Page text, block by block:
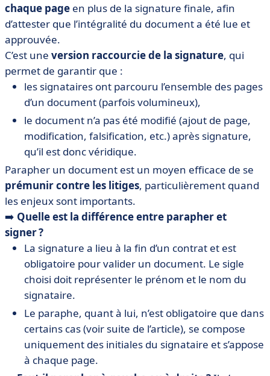
chaque page en plus de la signature finale, afin
d’attester que l’intégralité du document a été lue et
approuvée.
C’est une version raccourcie de la signature, qui
permet de garantir que :
les signataires ont parcouru l’ensemble des pages
d’un document (parfois volumineux),
le document n’a pas été modifié (ajout de page,
modification, falsification, etc.) après signature,
qu’il est donc véridique.
Parapher un document est un moyen efficace de se
prémunir contre les litiges, particulièrement quand
les enjeux sont importants.
➡️ Quelle est la différence entre parapher et
signer ?
La signature a lieu à la fin d’un contrat et est
obligatoire pour valider un document. Le sigle
choisi doit représenter le prénom et le nom du
signataire.
Le paraphe, quant à lui, n’est obligatoire que dans
certains cas (voir suite de l’article), se compose
uniquement des initiales du signataire et s’appose
à chaque page.